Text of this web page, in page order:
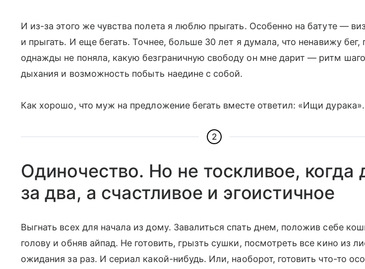
И из-за этого же чувства полета я люблю прыгать. Особенно на батуте —
и прыгать. И еще бегать. Точнее, больше 30 лет я думала, что ненавижу бег,
однажды не поняла, какую безграничную свободу он мне дарит — ритм
дыхания и возможность побыть наедине с собой.
Как хорошо, что муж на предложение бегать вместе ответил: «Ищи дурака».
2
Одиночество. Но не тоскливое, когда
за два, а счастливое и эгоистичное
Выгнать всех для начала из дому. Завалиться спать днем, положив себе
голову и обняв айпад. Не готовить, грызть сушки, посмотреть все кино из
ожидания за раз. И сериал какой-нибудь. Или, наоборот, готовить что-то